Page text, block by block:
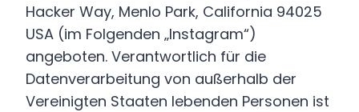
Hacker Way, Menlo Park, California 94025
USA (im Folgenden „Instagram“)
angeboten. Verantwortlich für die
Datenverarbeitung von außerhalb der
Vereinigten Staaten lebenden Personen ist